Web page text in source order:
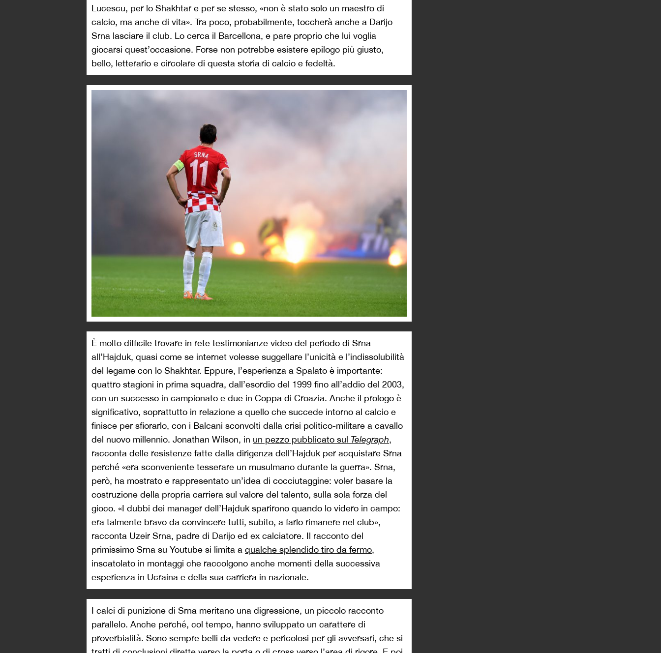
Lucescu, per lo Shakhtar e per se stesso, «non è stato solo un maestro di
calcio, ma anche di vita». Tra poco, probabilmente, toccherà anche a Darijo
Srna lasciare il club. Lo cerca il Barcellona, e pare proprio che lui voglia
giocarsi quest’occasione. Forse non potrebbe esistere epilogo più giusto,
bello, letterario e circolare di questa storia di calcio e fedeltà.
È molto difficile trovare in rete testimonianze video del periodo di Srna
all’Hajduk, quasi come se internet volesse suggellare l’unicità e l’indissolubilità
del legame con lo Shakhtar. Eppure, l’esperienza a Spalato è importante:
quattro stagioni in prima squadra, dall’esordio del 1999 fino all’addio del 2003,
con un successo in campionato e due in Coppa di Croazia. Anche il prologo è
significativo, soprattutto in relazione a quello che succede intorno al calcio e
finisce per sfiorarlo, con i Balcani sconvolti dalla crisi politico-militare a cavallo
del nuovo millennio. Jonathan Wilson, in un pezzo pubblicato sul Telegraph,
racconta delle resistenze fatte dalla dirigenza dell’Hajduk per acquistare Srna
perché «era sconveniente tesserare un musulmano durante la guerra». Srna,
però, ha mostrato e rappresentato un’idea di cocciutaggine: voler basare la
costruzione della propria carriera sul valore del talento, sulla sola forza del
gioco. «I dubbi dei manager dell’Hajduk sparirono quando lo videro in campo:
era talmente bravo da convincere tutti, subito, a farlo rimanere nel club»,
racconta Uzeir Srna, padre di Darijo ed ex calciatore. Il racconto del
primissimo Srna su Youtube si limita a qualche splendido tiro da fermo,
inscatolato in montaggi che raccolgono anche momenti della successiva
esperienza in Ucraina e della sua carriera in nazionale.
I calci di punizione di Srna meritano una digressione, un piccolo racconto
parallelo. Anche perché, col tempo, hanno sviluppato un carattere di
proverbialità. Sono sempre belli da vedere e pericolosi per gli avversari, che si